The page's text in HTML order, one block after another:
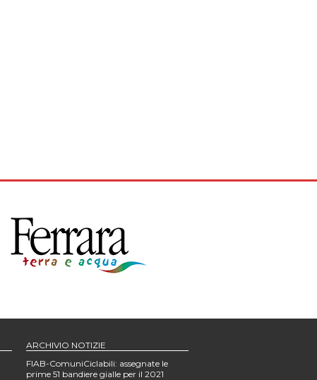
ARCHIVIO NOTIZIE
FIAB-ComuniCiclabili: assegnate le
prime 51 bandiere gialle per il 2021